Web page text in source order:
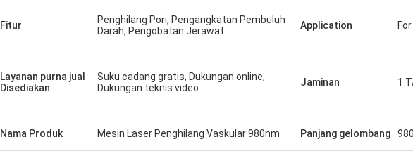
Fitur
Penghilang Pori, Pengangkatan Pembuluh
Darah, Pengobatan Jerawat
Application
Layanan purna jual
Disediakan
Suku cadang gratis, Dukungan online,
Dukungan teknis video
Jaminan 1
Nama Produk Mesin Laser Penghilang Vaskular 980nm Panjang gelombang